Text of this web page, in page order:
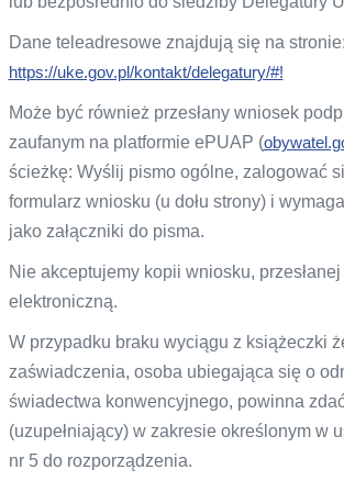
Dane teleadresowe znajdują się na stronie:
https://uke.gov.pl/kontakt/delegatury/#!
Może być również przesłany wniosek
zaufanym na platformie ePUAP (
ścieżkę: Wyślij pismo ogólne, zalogować
formularz wniosku (u dołu strony) i
jako załączniki do pisma.
Nie akceptujemy kopii wniosku, przesłanej
elektroniczną.
W przypadku braku wyciągu z książeczki
zaświadczenia, osoba ubiegająca się o
świadectwa konwencyjnego, powinna
(uzupełniający) w zakresie określonym w
nr 5 do rozporządzenia.